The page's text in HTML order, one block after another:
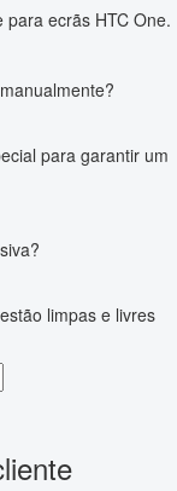
ecrãs HTC One.
para garantir um
limpas e livres